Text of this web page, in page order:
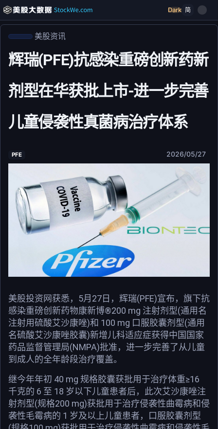
Dark 简
美股资讯
辉瑞(PFE)抗感染重磅创新药新
剂型在华获批上市-进一步完善
儿童侵袭性真菌病治疗体系
PFE 2026/05/27
美股投资网获悉，5月27日，辉瑞(PFE)宣布，旗下抗
感染重磅创新药物康新博®200 mg 注射剂型(通用名
注射用硫酸艾沙康唑)和 100 mg 口服胶囊剂型(通用
名硫酸艾沙康唑胶囊)新增儿科适应症获得中国国家
药品监督管理局(NMPA)批准，进一步完善了从儿童
到成人的全年龄段治疗覆盖。
继今年年初 40 mg 规格胶囊获批用于治疗体重≥16
千克的 6 至 18 岁以下儿童患者后，此次艾沙康唑注
射剂型(规格200 mg)获批用于治疗侵袭性曲霉病和侵
袭性毛霉病的 1 岁及以上儿童患者，口服胶囊剂型